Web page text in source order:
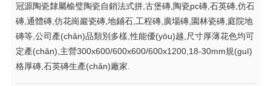
冠源陶瓷隸屬榆璧陶瓷自銷法式拼,古堡磚,陶瓷pc磚,石英磚,仿石
磚,通體磚,仿花崗巖瓷磚,地鋪石,工程磚,廣場磚,園林瓷磚,庭院地
磚等,公司產(chǎn)品類別多樣,性能優(yōu)越,尺寸厚薄花色均可
定產(chǎn),主營300x600/600x600/600x1200,18-30mm規(guī)
格厚磚,石英磚生產(chǎn)廠家.